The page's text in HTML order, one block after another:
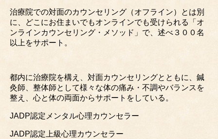
治療院での対面のカウンセリング（オフライン）とは別
に、どこにお住まいでもオンラインでも受けられる「オ
ンラインカウンセリング・メソッド」で、述べ３００名
以上をサポート。
都内に治療院を構え、対面カウンセリングとともに、鍼
灸師、整体師として様々な体の痛み・不調やバランスを
整え、心と体の両面からサポートをしている。
JADP認定メンタル心理カウンセラー
JADP認定上級心理カウンセラー